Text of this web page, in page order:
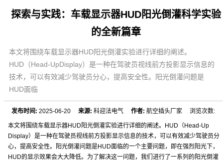
探索与实践：车载显示器HUD阳光倒灌科学实验
的全新篇章
本文将围绕车载显示器HUD阳光倒灌实验进行详细的阐述。
HUD（Head-UpDisplay）是一种在驾驶员视线前方投影显示信息的
技术，可以有效减少驾驶员分心，提高安全性。阳光倒灌问题是
HUD面临
发布时间: 2025-06-20来源: 科迎法电气作者: 航空插头厂家 浏览次数:
本文将围绕车载显示器HUD阳光倒灌实验进行详细的阐述。HUD（Head-Up
Display）是一种在驾驶员视线前方投影显示信息的技术，可以有效减少驾驶员分
心，提高安全性。阳光倒灌问题是HUD面临的一个主要问题，即在强烈阳光下，
HUD的显示效果会大大降低。为了解决这一问题，我们进行了一系列的阳光倒灌